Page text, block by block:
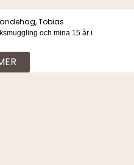
Tobias
och mina 15 år i